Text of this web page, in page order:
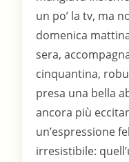
un po’ la tv, ma
domenica
sera,
cinquantina,
presa una bella
ancora più
un’espressione
irresistibile: